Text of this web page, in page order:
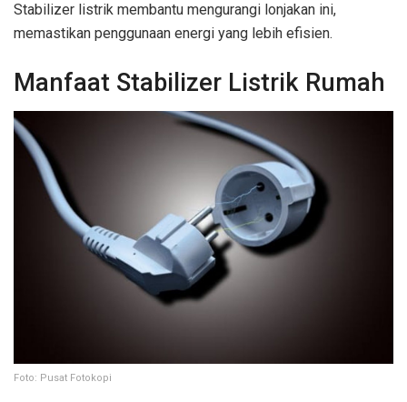
Stabilizer listrik membantu mengurangi lonjakan ini,
memastikan penggunaan energi yang lebih efisien.
Manfaat Stabilizer Listrik Rumah
Foto: Pusat Fotokopi